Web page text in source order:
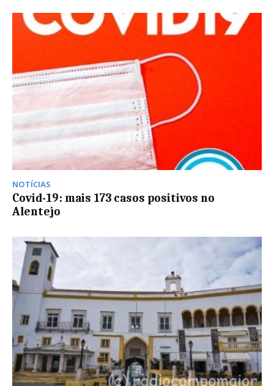
NOTÍCIAS
Covid-19: mais 173 casos positivos no
Alentejo